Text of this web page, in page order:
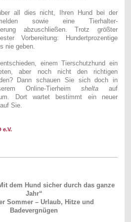
all dies nicht, Ihren Hund bei der
sowie eine Tierhalter-
abzuschließen. Trotz größter
Vorbereitung: Hundertprozentige
nie geben.
einem Tierschutzhund ein
aber noch nicht den richtigen
Dann schauen Sie sich doch in
Online-Tierheimshelta auf
Dort wartet bestimmt ein neuer
Sie.
e.V.
dem Hund sicher durch das ganze
Jahr“
Sommer – Urlaub, Hitze und
Badevergnügen